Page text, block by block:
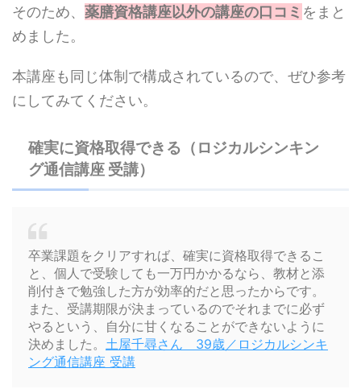
そのため、 薬膳資格講座以外の講座の口コミ をまと
めました。
本講座も同じ体制で構成されているので、ぜひ参考
にしてみてください。
確実に資格取得できる（ロジカルシンキン
グ通信講座 受講）
卒業課題をクリアすれば、確実に資格取得できるこ
と、個人で受験しても一万円かかるなら、教材と添
削付きで勉強した方が効率的だと思ったからです。
また、受講期限が決まっているのでそれまでに必ず
やるという、自分に甘くなることができないように
決めました。 土屋千尋さん 39歳／ロジカルシンキ
ング通信講座 受講